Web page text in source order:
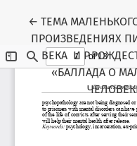
← Вернуться к
ТЕМА
ПРОИЗВЕДЕНИЯХ
ВЕКА И
«БАЛЛАДА О